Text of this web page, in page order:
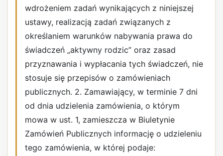
wdrożeniem zadań wynikających z niniejszej
ustawy, realizacją zadań związanych z
określaniem warunków nabywania prawa do
świadczeń „aktywny rodzic” oraz zasad
przyznawania i wypłacania tych świadczeń, nie
stosuje się przepisów o zamówieniach
publicznych. 2. Zamawiający, w terminie 7 dni
od dnia udzielenia zamówienia, o którym
mowa w ust. 1, zamieszcza w Biuletynie
Zamówień Publicznych informację o udzieleniu
tego zamówienia, w której podaje: